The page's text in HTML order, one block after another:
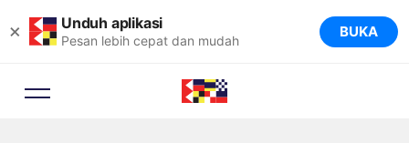
× Unduh aplikasi
Pesan lebih cepat dan mudah BUKA